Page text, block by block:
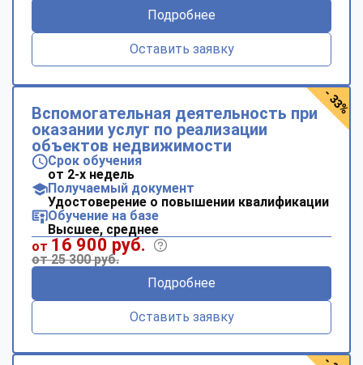
Подробнее
Оставить заявку
Вспомогательная деятельность при
оказании услуг по реализации
объектов недвижимости
Срок обучения
от 2-х недель
Получаемый документ
Удостоверение о повышении квалификации
Обучение на базе
Высшее, среднее
от 16 900 руб.
от 25 300 руб.
Подробнее
Оставить заявку
- 33%